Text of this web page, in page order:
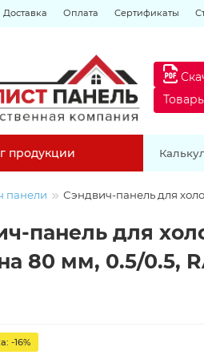
Доставка Оплата Сертификаты
продукции
панели Сэндвич-панель для
панель для
80 мм, 0.5/0.5,
-16%